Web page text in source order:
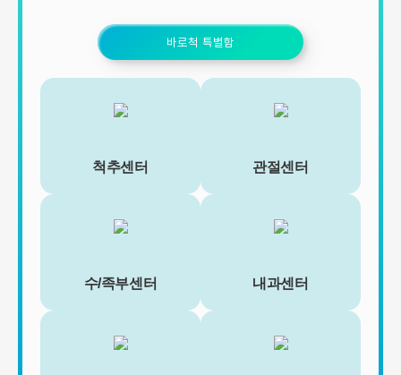
바로척 특별함
척추센터 관절센터
수/족부센터 내과센터
셜 커뮤니티 기능이 탑재되어 있는 서비스에 한하며, 이 경우에도 제
3자의 휴대전화번호를 저장하지 않음)
• 신용카드 번호, 휴대전화번호, 상품권 결제 제휴사의 ID 및 비밀번
호 (유료 결제 서비스를 사용하는 회원에 한함)
■ 개인정보의 처리 및 보유기간
위해 이용합니다. 이용자의 개인정보는 원칙적으로 개인정보의 수집
및 이용목적이 달성되거나 이용자가 직접 삭제, 수정 또는 회원 탈퇴
한 경우에 재생할 수 없는 방법으로 파기합니다.
에서 정한 일정한 기간 동안 회원정보를 보관합니다. 이 경우 연세바
로척병원은 보관하는 정보를 그 보관의 목적으로만 이용하며 보존기
간은 아래와 같습니다.